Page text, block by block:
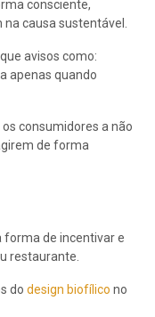
consciente,
na causa sustentável.
avisos como:
apenas quando
consumidores a não
de forma
de incentivar e
restaurante.
do design biofílico no